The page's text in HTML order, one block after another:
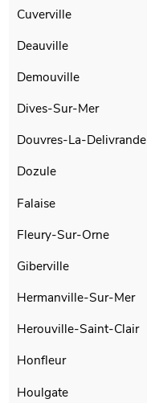
Cuverville
Deauville
Demouville
Dives-Sur-Mer
Douvres-La-Delivrande
Dozule
Falaise
Fleury-Sur-Orne
Giberville
Hermanville-Sur-Mer
Herouville-Saint-Clair
Honfleur
Houlgate